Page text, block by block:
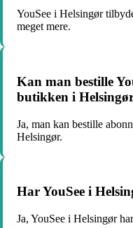
YouSee i Helsingør
meget mere.
Kan man bestille
butikken i
Ja, man kan bestille
Helsingør.
Har YouSee i
Ja, YouSee i Helsingør